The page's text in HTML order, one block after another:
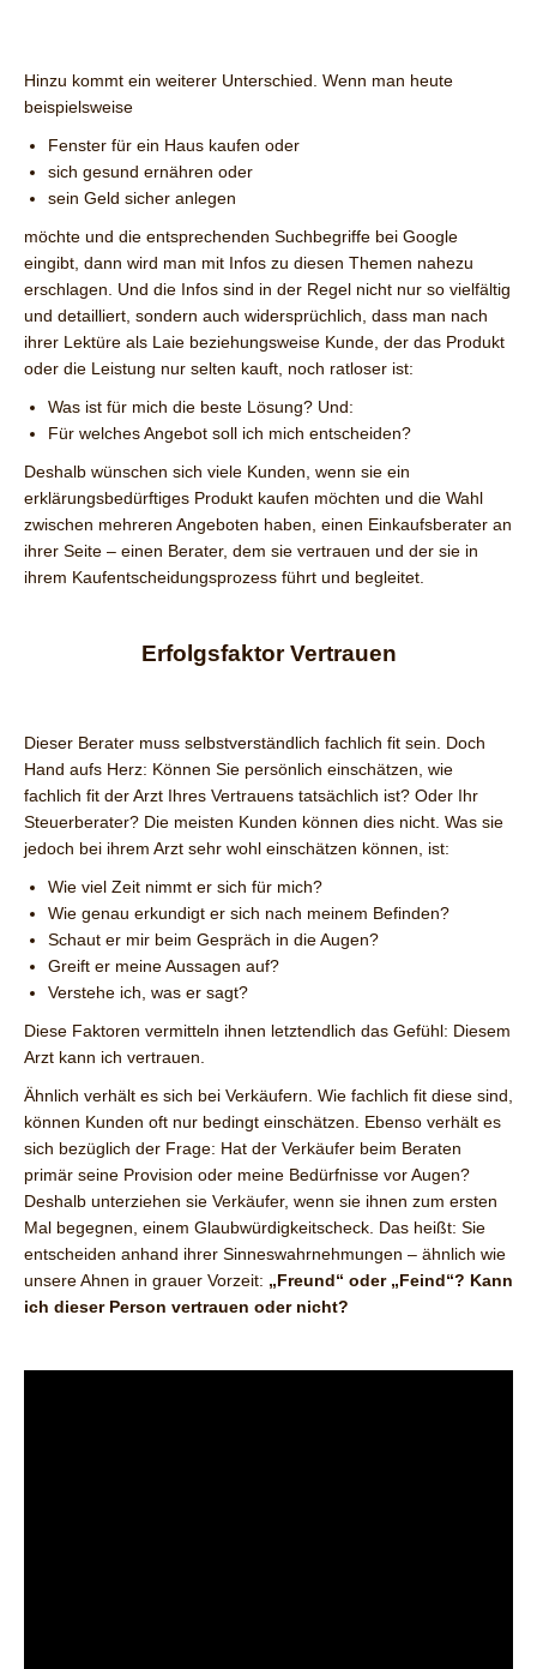
Hinzu kommt ein weiterer Unterschied. Wenn man heute
beispielsweise
Fenster für ein Haus kaufen oder
sich gesund ernähren oder
sein Geld sicher anlegen
möchte und die entsprechenden Suchbegriffe bei Google
eingibt, dann wird man mit Infos zu diesen Themen nahezu
erschlagen. Und die Infos sind in der Regel nicht nur so vielfältig
und detailliert, sondern auch widersprüchlich, dass man nach
ihrer Lektüre als Laie beziehungsweise Kunde, der das Produkt
oder die Leistung nur selten kauft, noch ratloser ist:
Was ist für mich die beste Lösung? Und:
Für welches Angebot soll ich mich entscheiden?
Deshalb wünschen sich viele Kunden, wenn sie ein
erklärungsbedürftiges Produkt kaufen möchten und die Wahl
zwischen mehreren Angeboten haben, einen Einkaufsberater an
ihrer Seite – einen Berater, dem sie vertrauen und der sie in
ihrem Kaufentscheidungsprozess führt und begleitet.
Erfolgsfaktor Vertrauen
Dieser Berater muss selbstverständlich fachlich fit sein. Doch
Hand aufs Herz: Können Sie persönlich einschätzen, wie
fachlich fit der Arzt Ihres Vertrauens tatsächlich ist? Oder Ihr
Steuerberater? Die meisten Kunden können dies nicht. Was sie
jedoch bei ihrem Arzt sehr wohl einschätzen können, ist:
Wie viel Zeit nimmt er sich für mich?
Wie genau erkundigt er sich nach meinem Befinden?
Schaut er mir beim Gespräch in die Augen?
Greift er meine Aussagen auf?
Verstehe ich, was er sagt?
Diese Faktoren vermitteln ihnen letztendlich das Gefühl: Diesem
Arzt kann ich vertrauen.
Ähnlich verhält es sich bei Verkäufern. Wie fachlich fit diese sind,
können Kunden oft nur bedingt einschätzen. Ebenso verhält es
sich bezüglich der Frage: Hat der Verkäufer beim Beraten
primär seine Provision oder meine Bedürfnisse vor Augen?
Deshalb unterziehen sie Verkäufer, wenn sie ihnen zum ersten
Mal begegnen, einem Glaubwürdigkeitscheck. Das heißt: Sie
entscheiden anhand ihrer Sinneswahrnehmungen – ähnlich wie
unsere Ahnen in grauer Vorzeit: „Freund“ oder „Feind“? Kann
ich dieser Person vertrauen oder nicht?